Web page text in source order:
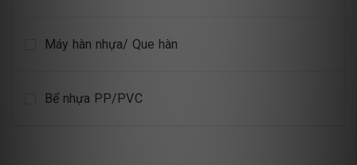
Máy hàn nhựa/ Que hàn
Bể nhựa PP/PVC